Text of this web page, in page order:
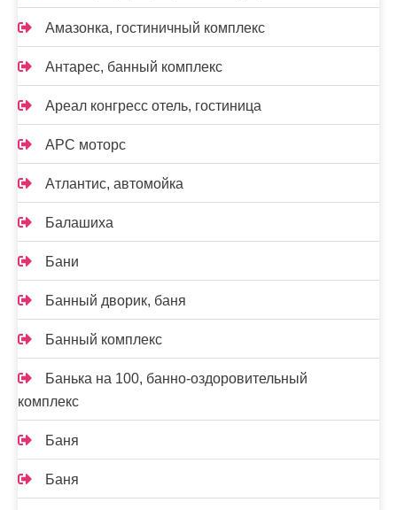
Амазонка, гостиничный комплекс
Антарес, банный комплекс
Ареал конгресс отель, гостиница
АРС моторс
Атлантис, автомойка
Балашиха
Бани
Банный дворик, баня
Банный комплекс
Банька на 100, банно-оздоровительный
комплекс
Баня
Баня